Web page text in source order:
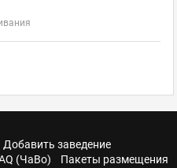
Добавить заведение
(ЧаВо) Пакеты размещения